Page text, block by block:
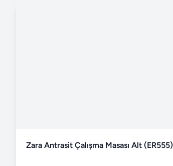
Zara Antrasit Çalışma Masası Alt (ER555)